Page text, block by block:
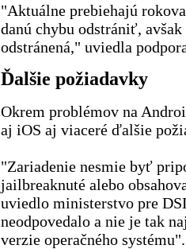
"Aktuálne prebiehajú
danú chybu odstrániť,
odstránená," uviedla
Ďalšie požiadavky
Okrem problémov na
aj iOS aj viaceré ďalšie
"Zariadenie nesmie byť
jailbreaknuté alebo
uviedlo ministerstvo pre
neodpovedalo a nie je tak
verzie operačného systému".